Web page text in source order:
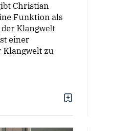
Christian
Funktion als
Klangwelt
einer
zu